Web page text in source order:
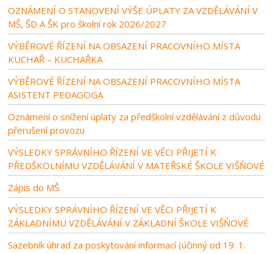
OZNÁMENÍ O STANOVENÍ VÝŠE ÚPLATY ZA VZDĚLÁVÁNÍ V
MŠ, ŠD A ŠK pro školní rok 2026/2027
VÝBĚROVÉ ŘÍZENÍ NA OBSAZENÍ PRACOVNÍHO MÍSTA
KUCHAŘ – KUCHAŘKA
VÝBĚROVÉ ŘÍZENÍ NA OBSAZENÍ PRACOVNÍHO MÍSTA
ASISTENT PEDAGOGA
Oznámení o snížení úplaty za předškolní vzdělávání z důvodu
přerušení provozu
VÝSLEDKY SPRÁVNÍHO ŘÍZENÍ VE VĚCI PŘIJETÍ K
PŘEDŠKOLNÍMU VZDĚLÁVÁNÍ V MATEŘSKÉ ŠKOLE VIŠŇOVÉ
Zápis do MŠ
VÝSLEDKY SPRÁVNÍHO ŘÍZENÍ VE VĚCI PŘIJETÍ K
ZÁKLADNÍMU VZDĚLÁVÁNÍ V ZÁKLADNÍ ŠKOLE VIŠŇOVÉ
Sazebník úhrad za poskytování informací (účinný od 19. 1.